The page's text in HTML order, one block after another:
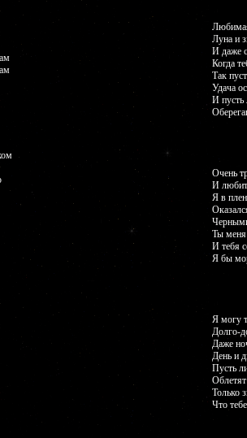
Луна и
И даже
Когда
Так
Удача
И пусть
Очень
И
Я в
Ты меня
И тебя
Я бы
Я могу
Долго-
Даже
День и
Пусть
Облетят
Только
Что